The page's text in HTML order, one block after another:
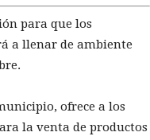
para que los
a llenar de ambiente
ofrece a los
la venta de productos